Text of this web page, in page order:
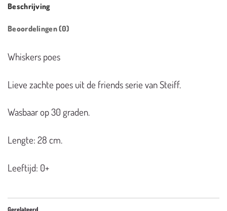
Beschrijving
Beoordelingen (0)
Whiskers poes
Lieve zachte poes uit de friends serie van Steiff.
Wasbaar op 30 graden.
Lengte: 28 cm.
Leeftijd: 0+
Gerelateerd